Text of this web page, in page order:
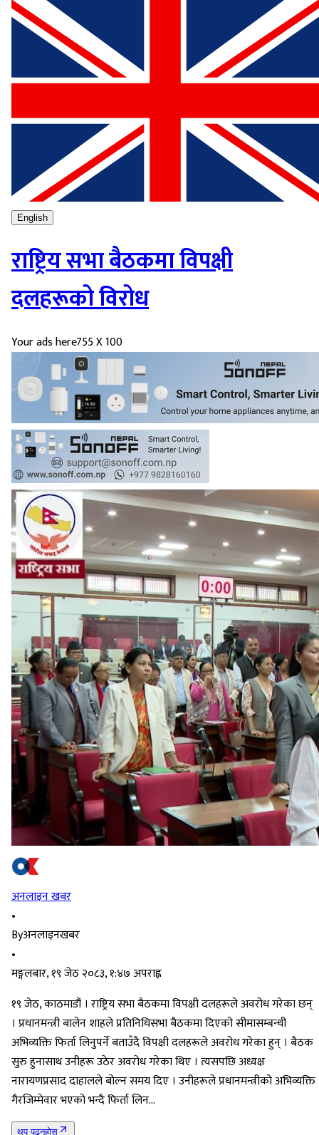
English
राष्ट्रिय सभा बैठकमा विपक्षी
दलहरूको विरोध
Your ads here755 X 100
अनलाइन खबर
•
Byअनलाइनखबर
•
मङ्गलबार, १९ जेठ २०८३, १:४७ अपराह्न
१९ जेठ, काठमाडौं । राष्ट्रिय सभा बैठकमा विपक्षी दलहरूले अवरोध गरेका छन्
। प्रधानमन्त्री बालेन शाहले प्रतिनिधिसभा बैठकमा दिएको सीमासम्बन्धी
अभिव्यक्ति फिर्ता लिनुपर्ने बताउँदै विपक्षी दलहरूले अवरोध गरेका हुन् । बैठक
सुरु हुनासाथ उनीहरू उठेर अवरोध गरेका थिए । त्यसपछि अध्यक्ष
नारायणप्रसाद दाहालले बोल्न समय दिए । उनीहरूले प्रधानमन्त्रीको अभिव्यक्ति
गैरजिम्मेवार भएको भन्दै फिर्ता लिन…
थप पढ्नुहोस्